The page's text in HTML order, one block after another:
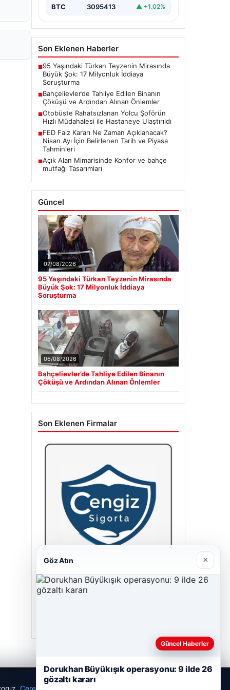
BTC 3095413 ▲ +1.02%
Son Eklenen Haberler
■95 Yaşındaki Türkan Teyzenin Mirasında
Büyük Şok: 17 Milyonluk İddiaya
Soruşturma
■Bahçelievler’de Tahliye Edilen Binanın
Çöküşü ve Ardından Alınan Önlemler
■Otobüste Rahatsızlanan Yolcu Şoförün
Hızlı Müdahalesi ile Hastaneye Ulaştırıldı
■FED Faiz Kararı Ne Zaman Açıklanacak?
Nisan Ayı İçin Belirlenen Tarih ve Piyasa
Tahminleri
■Açık Alan Mimarisinde Konfor ve bahçe
mutfağı Tasarımları
Güncel
07/08/2026
95 Yaşındaki Türkan Teyzenin Mirasında
Büyük Şok: 17 Milyonluk İddiaya
Soruşturma
06/08/2026
Bahçelievler’de Tahliye Edilen Binanın
Çöküşü ve Ardından Alınan Önlemler
Son Eklenen Firmalar
Cengiz Sigorta
Çerez Politikamız
Göz Atın ×
Güncel Haberler
Dorukhan Büyükışık operasyonu: 9 ilde 26
gözaltı kararı